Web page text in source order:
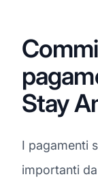
Stay
I pagamenti
importanti